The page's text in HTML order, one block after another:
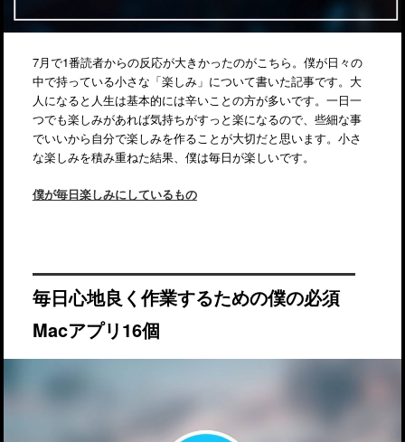
7月で1番読者からの反応が大きかったのがこちら。僕が日々の
中で持っている小さな「楽しみ」について書いた記事です。大
人になると人生は基本的には辛いことの方が多いです。一日一
つでも楽しみがあれば気持ちがすっと楽になるので、些細な事
でいいから自分で楽しみを作ることが大切だと思います。小さ
な楽しみを積み重ねた結果、僕は毎日が楽しいです。
僕が毎日楽しみにしているもの
毎日心地良く作業するための僕の必須
Macアプリ16個